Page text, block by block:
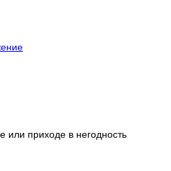
или приходе в негодность